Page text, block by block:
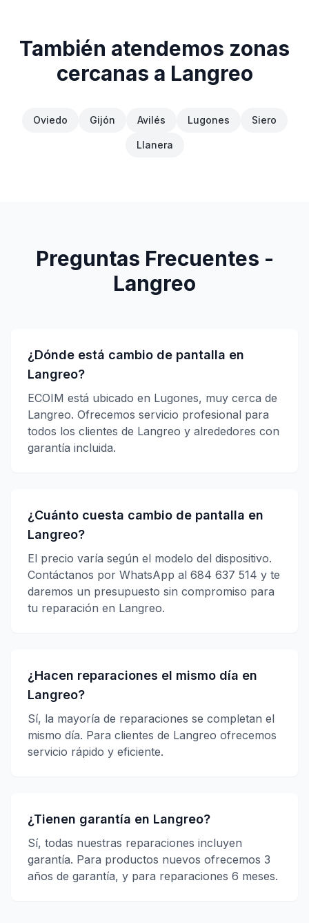
También atendemos zonas
cercanas a Langreo
Oviedo Gijón Avilés Lugones Siero
Llanera
Preguntas Frecuentes -
Langreo
¿Dónde está cambio de pantalla en
Langreo?
ECOIM está ubicado en Lugones, muy cerca de
Langreo. Ofrecemos servicio profesional para
todos los clientes de Langreo y alrededores con
garantía incluida.
¿Cuánto cuesta cambio de pantalla en
Langreo?
El precio varía según el modelo del dispositivo.
Contáctanos por WhatsApp al 684 637 514 y te
daremos un presupuesto sin compromiso para
tu reparación en Langreo.
¿Hacen reparaciones el mismo día en
Langreo?
Sí, la mayoría de reparaciones se completan el
mismo día. Para clientes de Langreo ofrecemos
servicio rápido y eficiente.
¿Tienen garantía en Langreo?
Sí, todas nuestras reparaciones incluyen
garantía. Para productos nuevos ofrecemos 3
años de garantía, y para reparaciones 6 meses.